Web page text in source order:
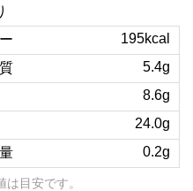
195kcal
5.4g
8.6g
24.0g
0.2g
目安です。